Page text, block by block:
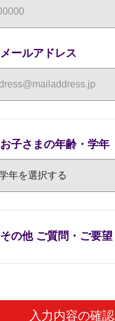
メールアドレス
お子さまの年齢・学年
その他 ご質問・ご要望
入力内容の確認